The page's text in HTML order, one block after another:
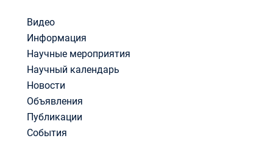
Видео
Информация
Научные мероприятия
Научный календарь
Новости
Объявления
Публикации
События